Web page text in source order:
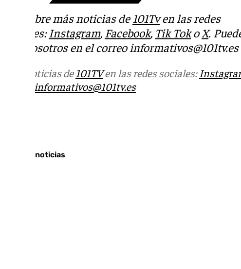
Descubre más noticias de 101Tven las redes
sociales:Instagram, Facebook, Tik TokoX.
con nosotros en el correo informativos@101tv.es
Más noticias de101TVen las redes sociales:
informativos@101tv.es
Últimas noticias